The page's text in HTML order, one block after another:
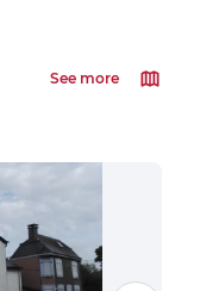
See more